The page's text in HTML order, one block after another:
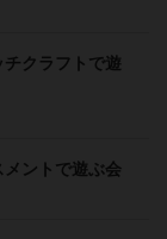
チクラフトで遊
メントで遊ぶ会